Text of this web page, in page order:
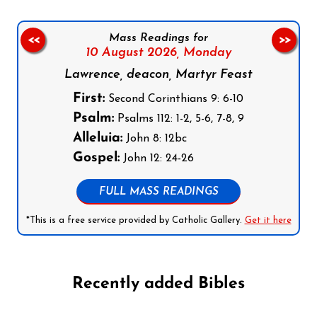
Mass Readings for
10 August 2026, Monday
Lawrence, deacon, Martyr Feast
First: Second Corinthians 9: 6-10
Psalm: Psalms 112: 1-2, 5-6, 7-8, 9
Alleluia: John 8: 12bc
Gospel: John 12: 24-26
FULL MASS READINGS
*This is a free service provided by Catholic Gallery. Get it here
<< >>
Recently added Bibles